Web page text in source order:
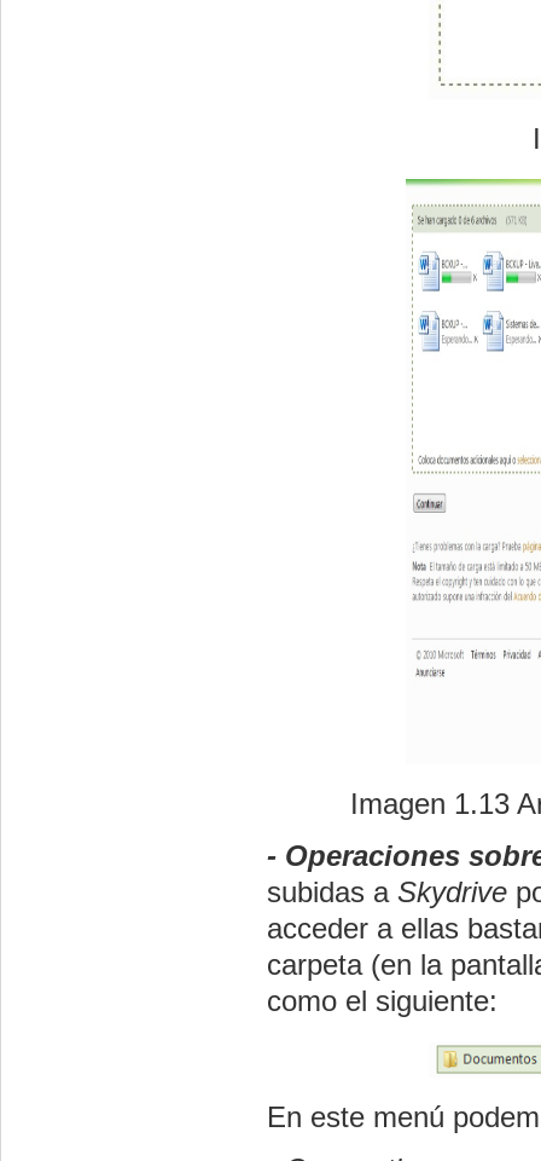
Imagen 1.13
- Operaciones
subidas a Skydrive
acceder a ellas
carpeta (en la
como el siguiente:
En este menú